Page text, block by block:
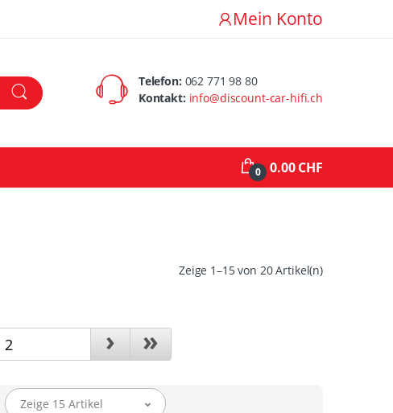
Mein Konto
Telefon: 062 771 98 80
Kontakt: info@discount-car-hifi.ch
0 0.00 CHF
Zeige 1–15 von 20 Artikel(n)
› »
Zeige 15 Artikel